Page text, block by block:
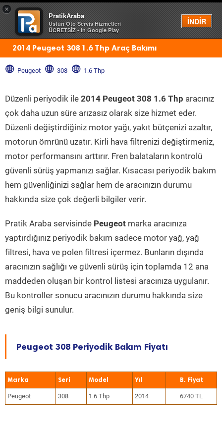
×
PratikAraba
Üstün Oto Servis Hizmetleri
ÜCRETSİZ - In Google Play
İNDİR
Menü
2014 Peugeot 308 1.6 Thp Araç Bakımı
Peugeot 308 1.6 Thp
Düzenli periyodik ile 2014 Peugeot 308 1.6 Thp aracınız
çok daha uzun süre arızasız olarak size hizmet eder.
Düzenli değiştirdiğiniz motor yağı, yakıt bütçenizi azaltır,
motorun ömrünü uzatır. Kirli hava filtrenizi değiştirmeniz,
motor performansını arttırır. Fren balataların kontrolü
güvenli sürüş yapmanızı sağlar. Kısacası periyodik bakım
hem güvenliğinizi sağlar hem de aracınızın durumu
hakkında size çok değerli bilgiler verir.
Pratik Araba servisinde Peugeot marka aracınıza
yaptırdığınız periyodik bakım sadece motor yağ, yağ
filtresi, hava ve polen filtresi içermez. Bunların dışında
aracınızın sağlığı ve güvenli sürüş için toplamda 12 ana
maddeden oluşan bir kontrol listesi aracınıza uygulanır.
Bu kontroller sonucu aracınızın durumu hakkında size
geniş bilgi sunulur.
Peugeot 308 Periyodik Bakım Fiyatı
Marka Seri Model Yıl
Peugeot 308 1.6 Thp 2014 6740 TL